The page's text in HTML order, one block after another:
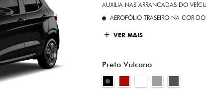
AUXILIA NAS ARRANCADAS DO
AEROFÓLIO TRASEIRO NA COR
VER MAIS
Preto Vulcano